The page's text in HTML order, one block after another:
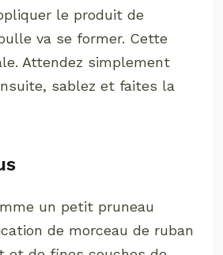
le produit de
va se former. Cette
Attendez simplement
sablez et faites la
un petit pruneau
de morceau de ruban